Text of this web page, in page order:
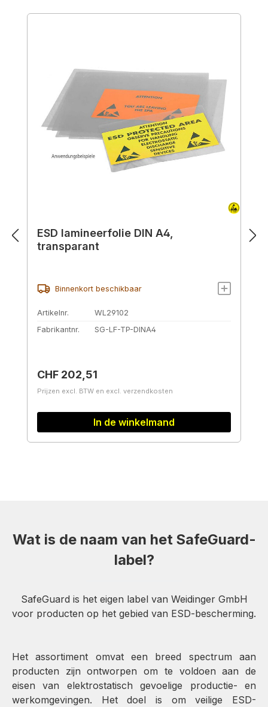
ESD lamineerfolie DIN A4,
transparant
Binnenkort beschikbaar
Artikelnr.
WL29102
Fabrikantnr.
SG-LF-TP-DINA4
Normale prijs:
CHF 202,51
Prijzen excl. BTW en excl. verzendkosten
In de winkelmand
Wat is de naam van het SafeGuard-
label?
SafeGuard is het eigen label van Weidinger GmbH
voor producten op het gebied van ESD-bescherming.
Het assortiment omvat een breed spectrum aan
producten zijn ontworpen om te voldoen aan de
eisen van elektrostatisch gevoelige productie- en
werkomgevingen. Het doel is om veilige ESD-